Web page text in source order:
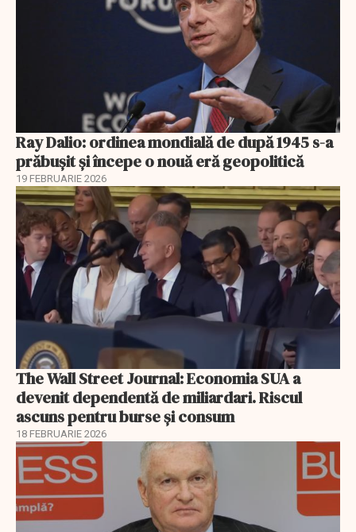
Ray Dalio: ordinea mondială de după 1945 s-a
prăbușit și începe o nouă eră geopolitică
19 FEBRUARIE 2026
The Wall Street Journal: Economia SUA a
devenit dependentă de miliardari. Riscul
ascuns pentru burse și consum
18 FEBRUARIE 2026
EXCLUSIV